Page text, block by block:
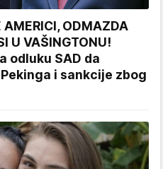
ODMAZDA
U VAŠINGTONU!
odluku SAD da
i sankcije zbog